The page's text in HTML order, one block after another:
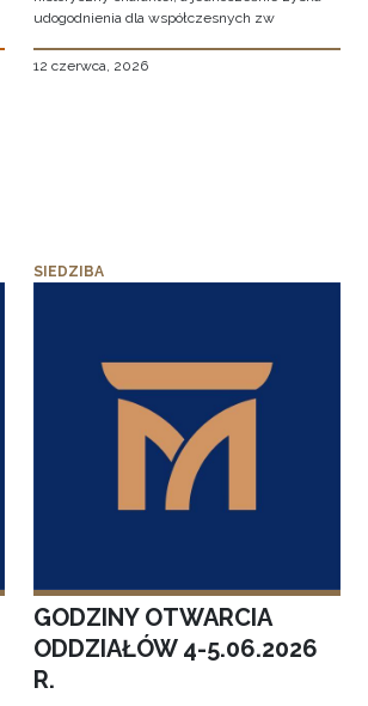
udogodnienia dla współczesnych zw
12 czerwca, 2026
SIEDZIBA
GODZINY OTWARCIA
ODDZIAŁÓW 4-5.06.2026
R.